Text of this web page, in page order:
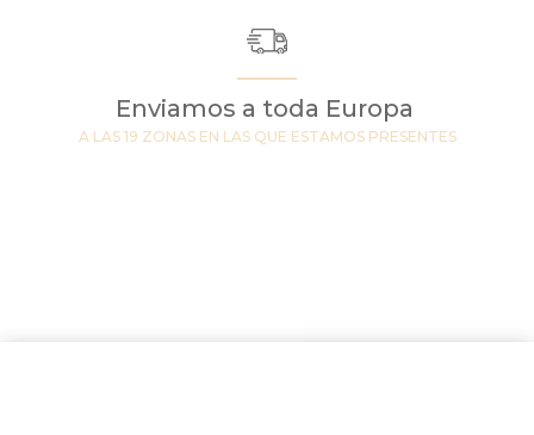
Enviamos a toda Europa
A LAS 19 ZONAS EN LAS QUE ESTAMOS PRESENTES